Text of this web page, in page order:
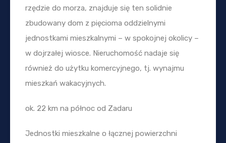
rzędzie do morza, znajduje się ten solidnie
zbudowany dom z pięcioma oddzielnymi
jednostkami mieszkalnymi – w spokojnej okolicy –
w dojrzałej wiosce. Nieruchomość nadaje się
również do użytku komercyjnego, tj. wynajmu
mieszkań wakacyjnych.
ok. 22 km na północ od Zadaru
Jednostki mieszkalne o łącznej powierzchni